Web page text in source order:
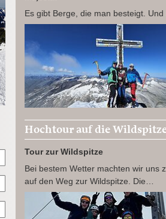
Es gibt Berge, die man besteigt. Und
Hochtour auf die
Tour zur Wildspitze
Bei bestem Wetter machten wir uns
auf den Weg zur Wildspitze. Die…